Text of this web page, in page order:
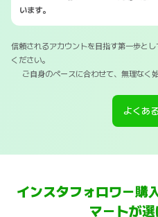
います。
信頼されるアカウントを目指す第一歩と
ください。
ご自身のペースに合わせて、無理なく
よくあ
インスタフォロワー購
マートが